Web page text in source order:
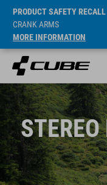
PRODUCT SAFETY RECALL
CRANK ARMS
MORE INFORMATION